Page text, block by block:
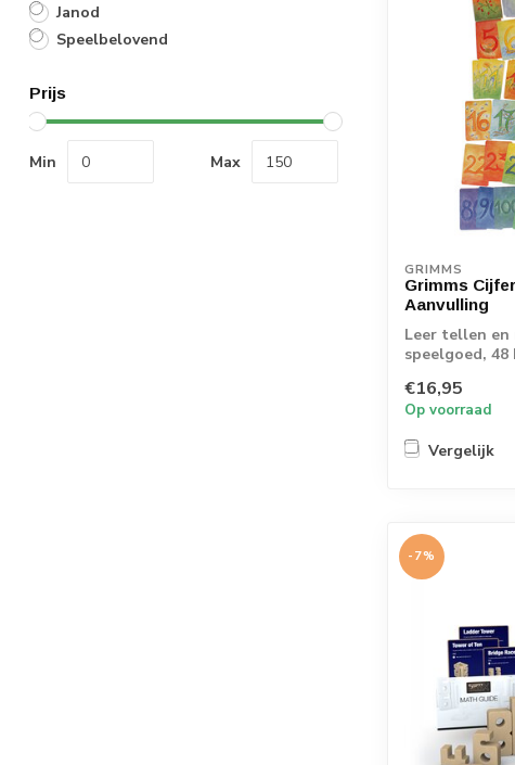
Janod
Speelbelovend
Prijs
Min Max
GRIMMS
Grimms
Aanvulling
Leer tellen en
speelgoed, 48
€16,95
Op voorraad
Vergelijk
-7%